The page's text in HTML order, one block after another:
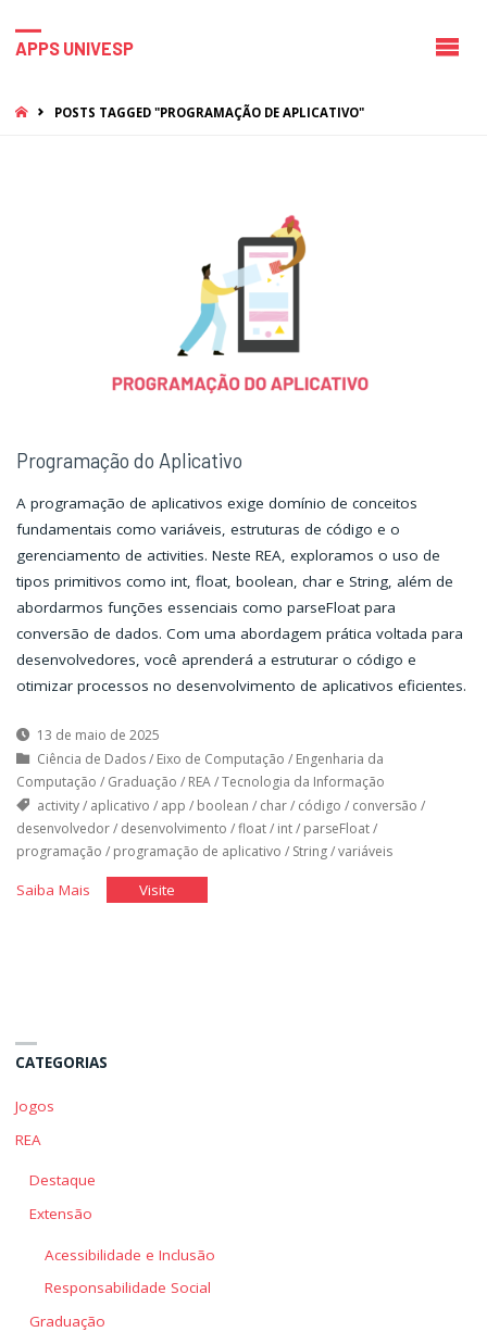
APPS UNIVESP
HOMEPOSTS TAGGED "PROGRAMAÇÃO DE APLICATIVO"
Programação do Aplicativo
A programação de aplicativos exige domínio de conceitos
fundamentais como variáveis, estruturas de código e o
gerenciamento de activities. Neste REA, exploramos o uso de
tipos primitivos como int, float, boolean, char e String, além de
abordarmos funções essenciais como parseFloat para
conversão de dados. Com uma abordagem prática voltada para
desenvolvedores, você aprenderá a estruturar o código e
otimizar processos no desenvolvimento de aplicativos eficientes.
13 de maio de 2025
Ciência de Dados/ Eixo de Computação / Engenharia da
Computação / Graduação / REA/Tecnologia da Informação
activity/ aplicativo / app / boolean / char/ código / conversão /
desenvolvedor/ desenvolvimento /float/ int/ parseFloat/
programação / programação de aplicativo / String/variáveis
Saiba Mais"Programação
Visite"Programação
CATEGORIAS
Jogos
REA
Destaque
Extensão
Acessibilidade e Inclusão
Responsabilidade Social
Graduação